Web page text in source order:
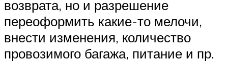
возврата, но и разрешение
переоформить какие-то мелочи,
внести изменения, количество
провозимого багажа, питание и пр.